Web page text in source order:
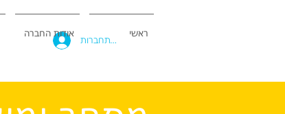
ראשי אודות החברה
להתחברות